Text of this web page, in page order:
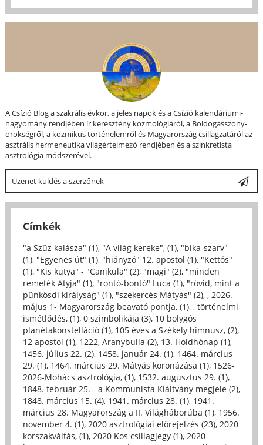
A Csízió Blog a szakrális évkör, a jeles napok és a Csízió kalendáriumi-
hagyomány rendjében ír keresztény kozmológiáról, a Boldogasszony-
örökségről, a kozmikus történelemről és Magyarország csillagzatáról az
asztrális hermeneutika világértelmező rendjében és a szinkretista
asztrológia módszerével.
Üzenet küldés a szerzőnek
Címkék
"a Szűz kalásza" (1), "A világ kereke", (1), "bika-szarv"
(1), "Egyenes út" (1), "hiányzó" 12. apostol (1), "Kettős"
(1), "Kis kutya" - "Canikula" (2), "magi" (2), "minden
remeték Atyja" (1), "rontó-bontó" Luca (1), "rövid, mint a
pünkösdi királyság" (1), "szekercés Mátyás" (2), , 2026.
május 1- Magyarország beavató pontja, (1), , történelmi
ismétlődés, (1), 0 szimbolikája (3), 10 bolygós
planétakonstelláció (1), 105 éves a Székely himnusz, (2),
12 apostol (1), 1222, Aranybulla (2), 13. Holdhónap (1),
1456. július 22. (2), 1458. január 24. (1), 1464. március
29. (1), 1464. március 29. Mátyás koronázása (1), 1526-
2026-Mohács asztrológia, (1), 1532. augusztus 29. (1),
1848. február 25. - a Kommunista Kiáltvány megjele (2),
1848. március 15. (4), 1941. március 28. (1), 1941.
március 28. Magyarország a II. Világháborúba (1), 1956.
november 4. (1), 2020 asztrológiai előrejelzés (23), 2020
korszakváltás, (1), 2020 Kos csillagjegy (1), 2020-